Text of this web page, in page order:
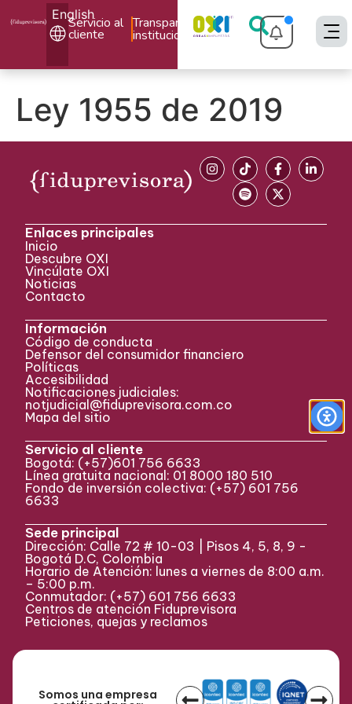
Servicio al
cliente
Transparencia
institucional
English
Ley 1955 de 2019
Enlaces principales
Inicio
Descubre OXI
Vincúlate OXI
Noticias
Contacto
Información
Código de conducta
Defensor del consumidor financiero
Políticas
Accesibilidad
Notificaciones judiciales:
notjudicial@fiduprevisora.com.co
Mapa del sitio
Servicio al cliente
Bogotá: (+57)601 756 6633
Línea gratuita nacional: 01 8000 180 510
Fondo de inversión colectiva: (+57) 601 756
6633
Sede principal
Dirección: Calle 72 # 10-03 | Pisos 4, 5, 8, 9 -
Bogotá D.C, Colombia
Horario de Atención: lunes a viernes de 8:00 a.m.
– 5:00 p.m.
Conmutador: (+57) 601 756 6633
Centros de atención Fiduprevisora
Peticiones, quejas y reclamos
Somos una empresa